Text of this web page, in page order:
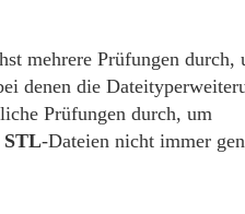
mehrere Prüfungen durch,
denen die
Prüfungen durch, um
STL-Dateien nicht immer